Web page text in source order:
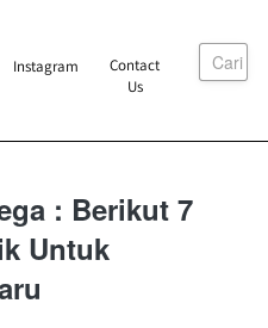
`Instagram `
Contact
Us
Cari
: Berikut 7
Untuk